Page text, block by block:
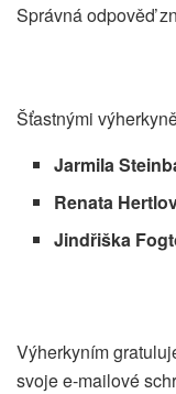
Správná odpověď
Šťastnými
Jarmila
Renata
Jindřiška
Výherkyním
svoje e-mailové